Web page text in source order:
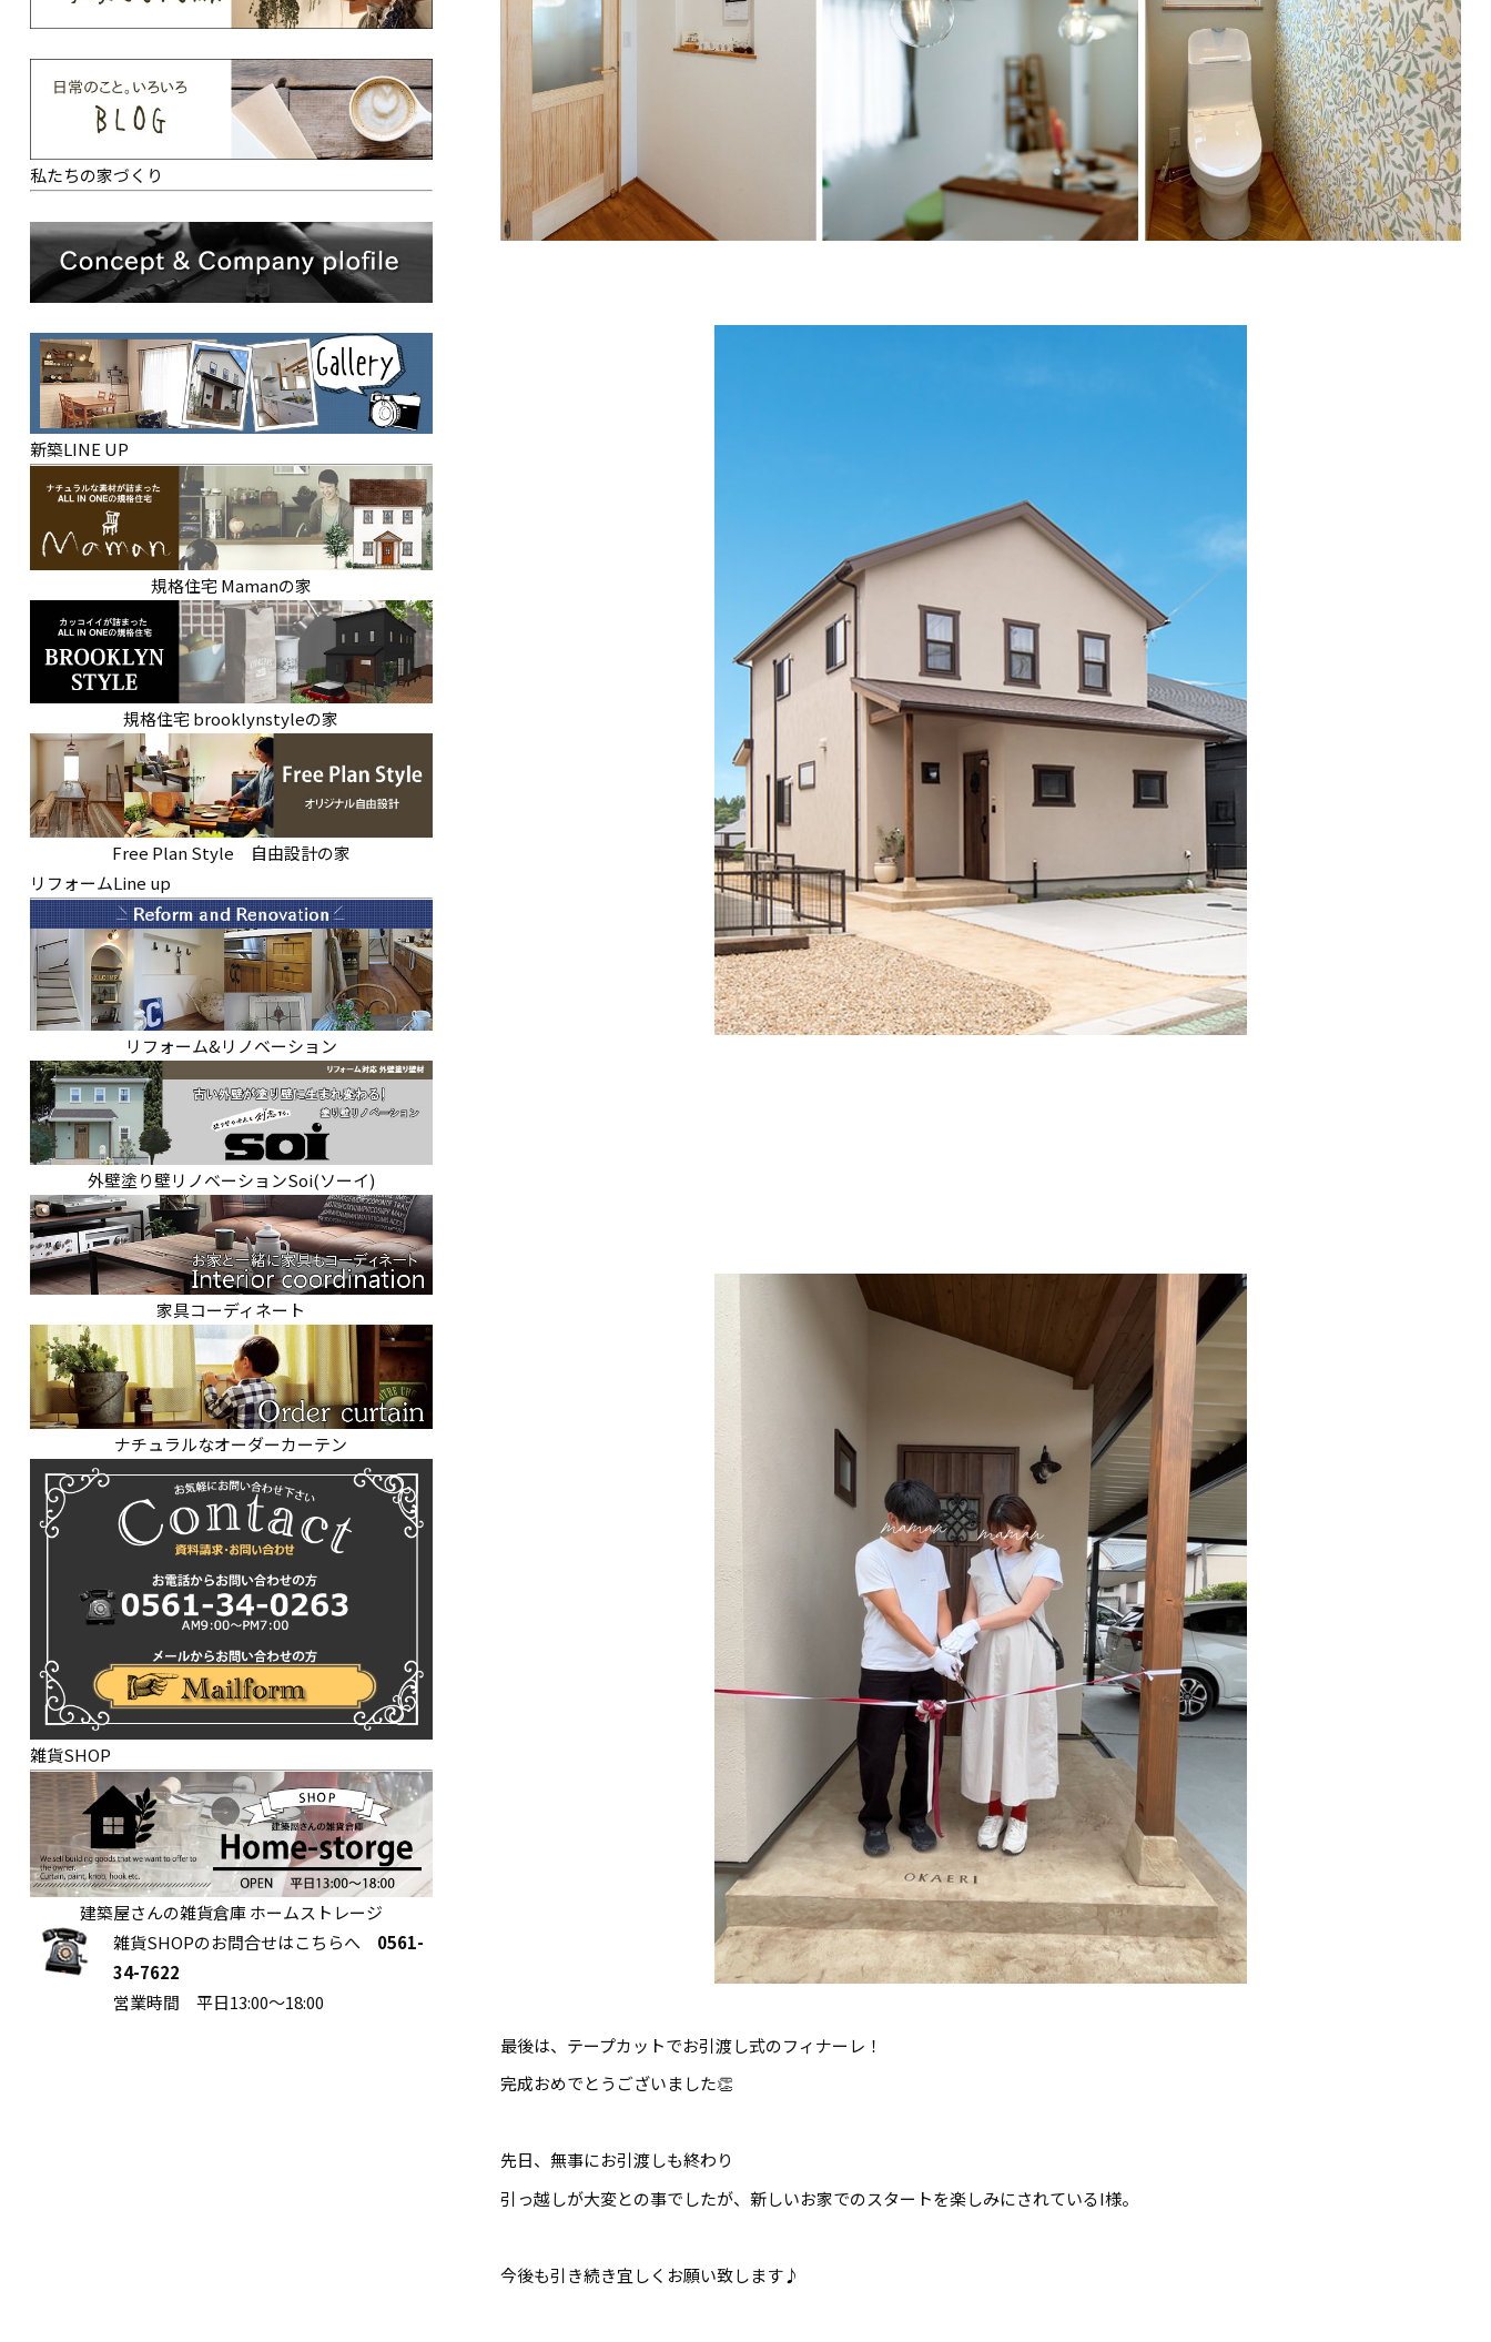
最後は、テープカットでお引渡し式のフィナーレ！
完成おめでとうございました👏
先日、無事にお引渡しも終わり
引っ越しが大変との事でしたが、新しいお家でのスタートを楽しみにされているI様。
今後も引き続き宜しくお願い致します♪
私たちの家づくり
新築LINE UP
規格住宅 Mamanの家
規格住宅 brooklynstyleの家
Free Plan Style 自由設計の家
リフォームLine up
リフォーム&リノベーション
外壁塗り壁リノベーションSoi(ソーイ)
家具コーディネート
ナチュラルなオーダーカーテン
雑貨SHOP
建築屋さんの雑貨倉庫 ホームストレージ
雑貨SHOPのお問合せはこちらへ 0561-
34-7622
営業時間 平日13:00～18:00